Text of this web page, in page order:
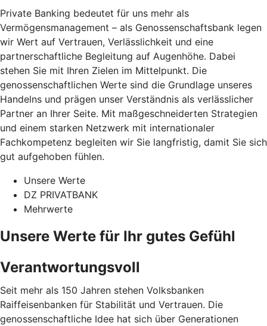
Private Banking bedeutet für uns mehr als
Vermögensmanagement – als Genossenschaftsbank legen
wir Wert auf Vertrauen, Verlässlichkeit und eine
partnerschaftliche Begleitung auf Augenhöhe. Dabei
stehen Sie mit Ihren Zielen im Mittelpunkt. Die
genossenschaftlichen Werte sind die Grundlage unseres
Handelns und prägen unser Verständnis als verlässlicher
Partner an Ihrer Seite. Mit maßgeschneiderten Strategien
und einem starken Netzwerk mit internationaler
Fachkompetenz begleiten wir Sie langfristig, damit Sie sich
gut aufgehoben fühlen.
Unsere Werte
DZ PRIVATBANK
Mehrwerte
Unsere Werte für Ihr gutes Gefühl
Verantwortungsvoll
Seit mehr als 150 Jahren stehen Volksbanken
Raiffeisenbanken für Stabilität und Vertrauen. Die
genossenschaftliche Idee hat sich über Generationen